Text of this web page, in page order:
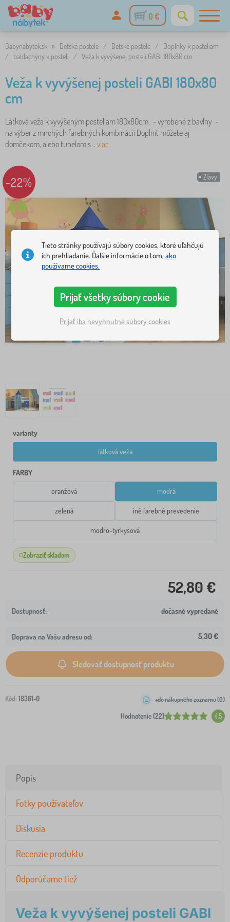
0 €
Babynabytek.sk » Detské postele / Detské postele /
Doplnky k posteliam
/
baldachýny k posteli / Veža k vyvýšenej posteli GABI 180x80 cm
Veža k vyvýšenej posteli GABI 180x80
cm
Látková veža k vyvýšeným posteliam 180x80cm. - vyrobené z bavlny -
na výber z mnohých farebných kombinácií Doplniť môžete aj
domčekom, alebo tunelom s .. viac
Zľavy
-22%
varianty
látková veža
FARBY
oranžová modrá
zelená iné farebné prevedenie
modro-tyrkysová
Zobraziť skladom
52,80 €
dočasné vypredané
Doprava na Vašu adresu od: 5,30 €
Sledovať dostupnosť produktu
Kód: 18361-0
Hodnotenie (22) 4.5
+do nákupného zoznamu (0)
Popis
Fotky používateľov
Diskusia
Recenzie produktu
Odporúčame tiež
Veža k vyvýšenej posteli GABI
Tieto stránky používajú súbory cookies, ktoré uľahčujú
ich prehliadanie. Ďalšie informácie o tom,ako
používame cookies.
Prijať všetky súbory cookie
Prijať iba nevyhnutné súbory cookies